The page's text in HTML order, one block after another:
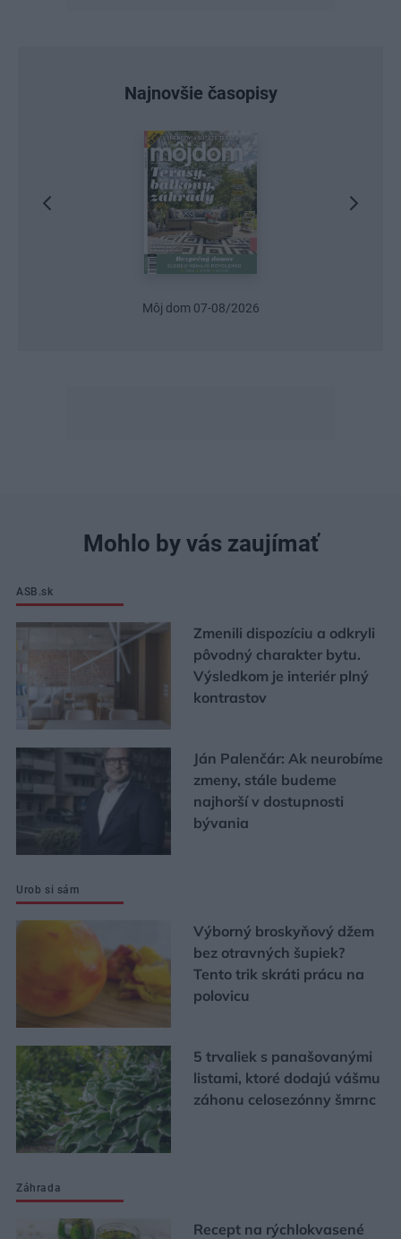
Najnovšie časopisy
Môj dom 07-08/2026
Mohlo by vás zaujímať
ASB.sk
Zmenili dispozíciu a odkryli
pôvodný charakter bytu.
Výsledkom je interiér plný
kontrastov
Ján Palenčár: Ak neurobíme
zmeny, stále budeme
najhorší v dostupnosti
bývania
Urob si sám
Výborný broskyňový džem
bez otravných šupiek?
Tento trik skráti prácu na
polovicu
5 trvaliek s panašovanými
listami, ktoré dodajú vášmu
záhonu celosezónny šmrnc
Záhrada
Recept na rýchlokvasené